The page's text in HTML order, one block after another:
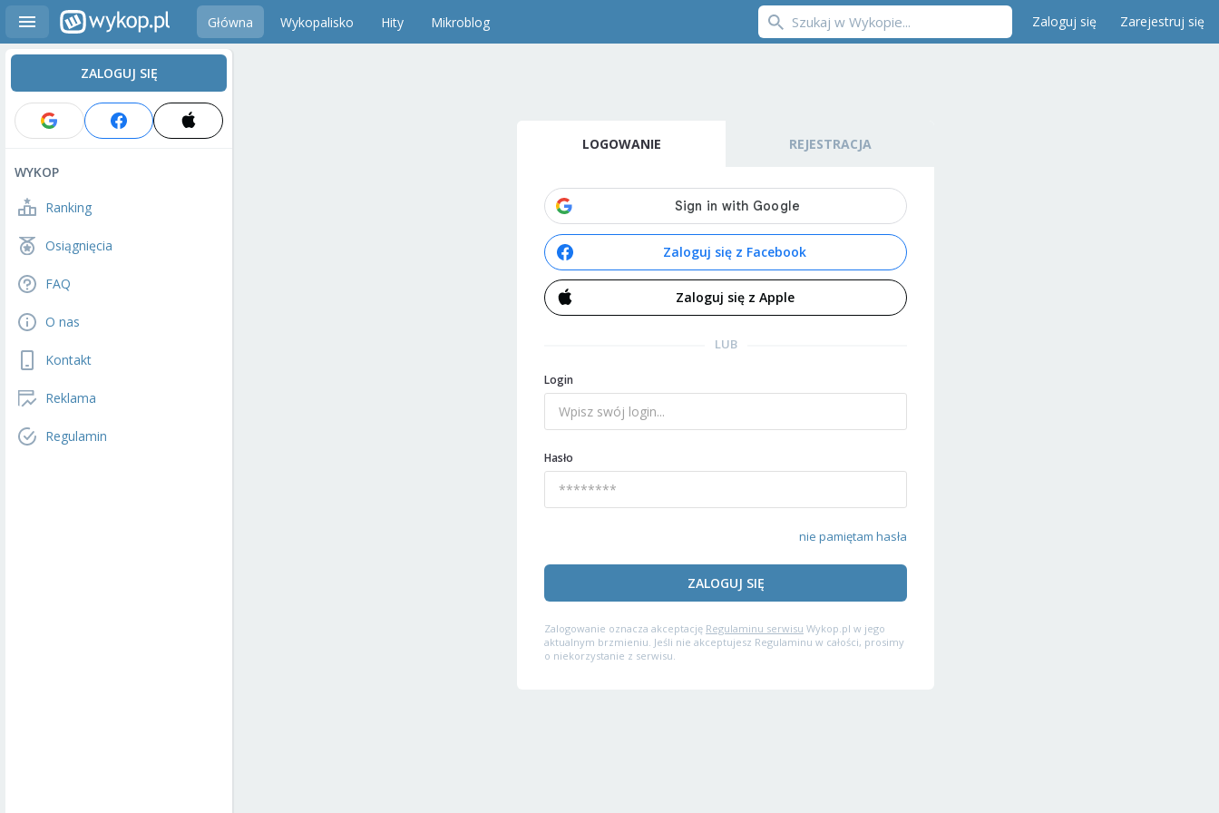
Główna Wykopalisko Hity Mikroblog Zaloguj się Zarejestruj się
ZALOGUJ SIĘ
WYKOP
Ranking
Osiągnięcia
FAQ
O nas
Kontakt
Reklama
Regulamin
LOGOWANIE REJESTRACJA
Zaloguj się z Facebook
Zaloguj się z Apple
LUB
Login
Hasło
nie pamiętam hasła
ZALOGUJ SIĘ
Zalogowanie oznacza akceptację Regulaminu serwisu Wykop.pl w jego
aktualnym brzmieniu. Jeśli nie akceptujesz Regulaminu w całości, prosimy
o niekorzystanie z serwisu.